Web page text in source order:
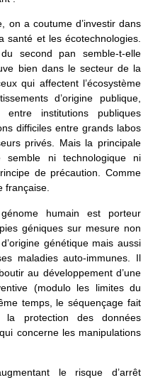
on a coutume d’investir dans
santé et les écotechnologies.
second pan semble-t-elle
bien dans le secteur de la
qui affectent l’écosystème
d’origine publique,
institutions publiques
difficiles entre grands labos
privés. Mais la principale
semble ni technologique ni
de précaution. Comme
française.
humain est porteur
géniques sur mesure non
génétique mais aussi
maladies auto-immunes. Il
au développement d’une
(modulo les limites du
temps, le séquençage fait
protection des données
concerne les manipulations
le risque d’arrêt